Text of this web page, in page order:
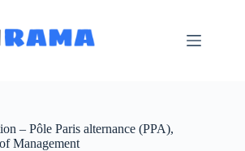
– Pôle Paris alternance (PPA),
Management